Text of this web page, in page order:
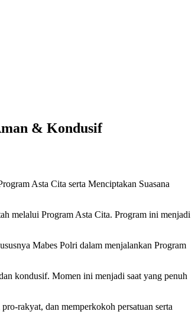
& Kondusif
Asta Cita serta Menciptakan Suasana
melalui Program Asta Cita. Program ini menjadi
Mabes Polri dalam menjalankan Program
kondusif. Momen ini menjadi saat yang penuh
rakyat, dan memperkokoh persatuan serta